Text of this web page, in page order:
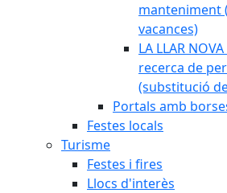
manteniment
vacances)
LA LLAR
recerca de
(substitució
Portals amb
Festes locals
Turisme
Festes i fires
Llocs d'interès